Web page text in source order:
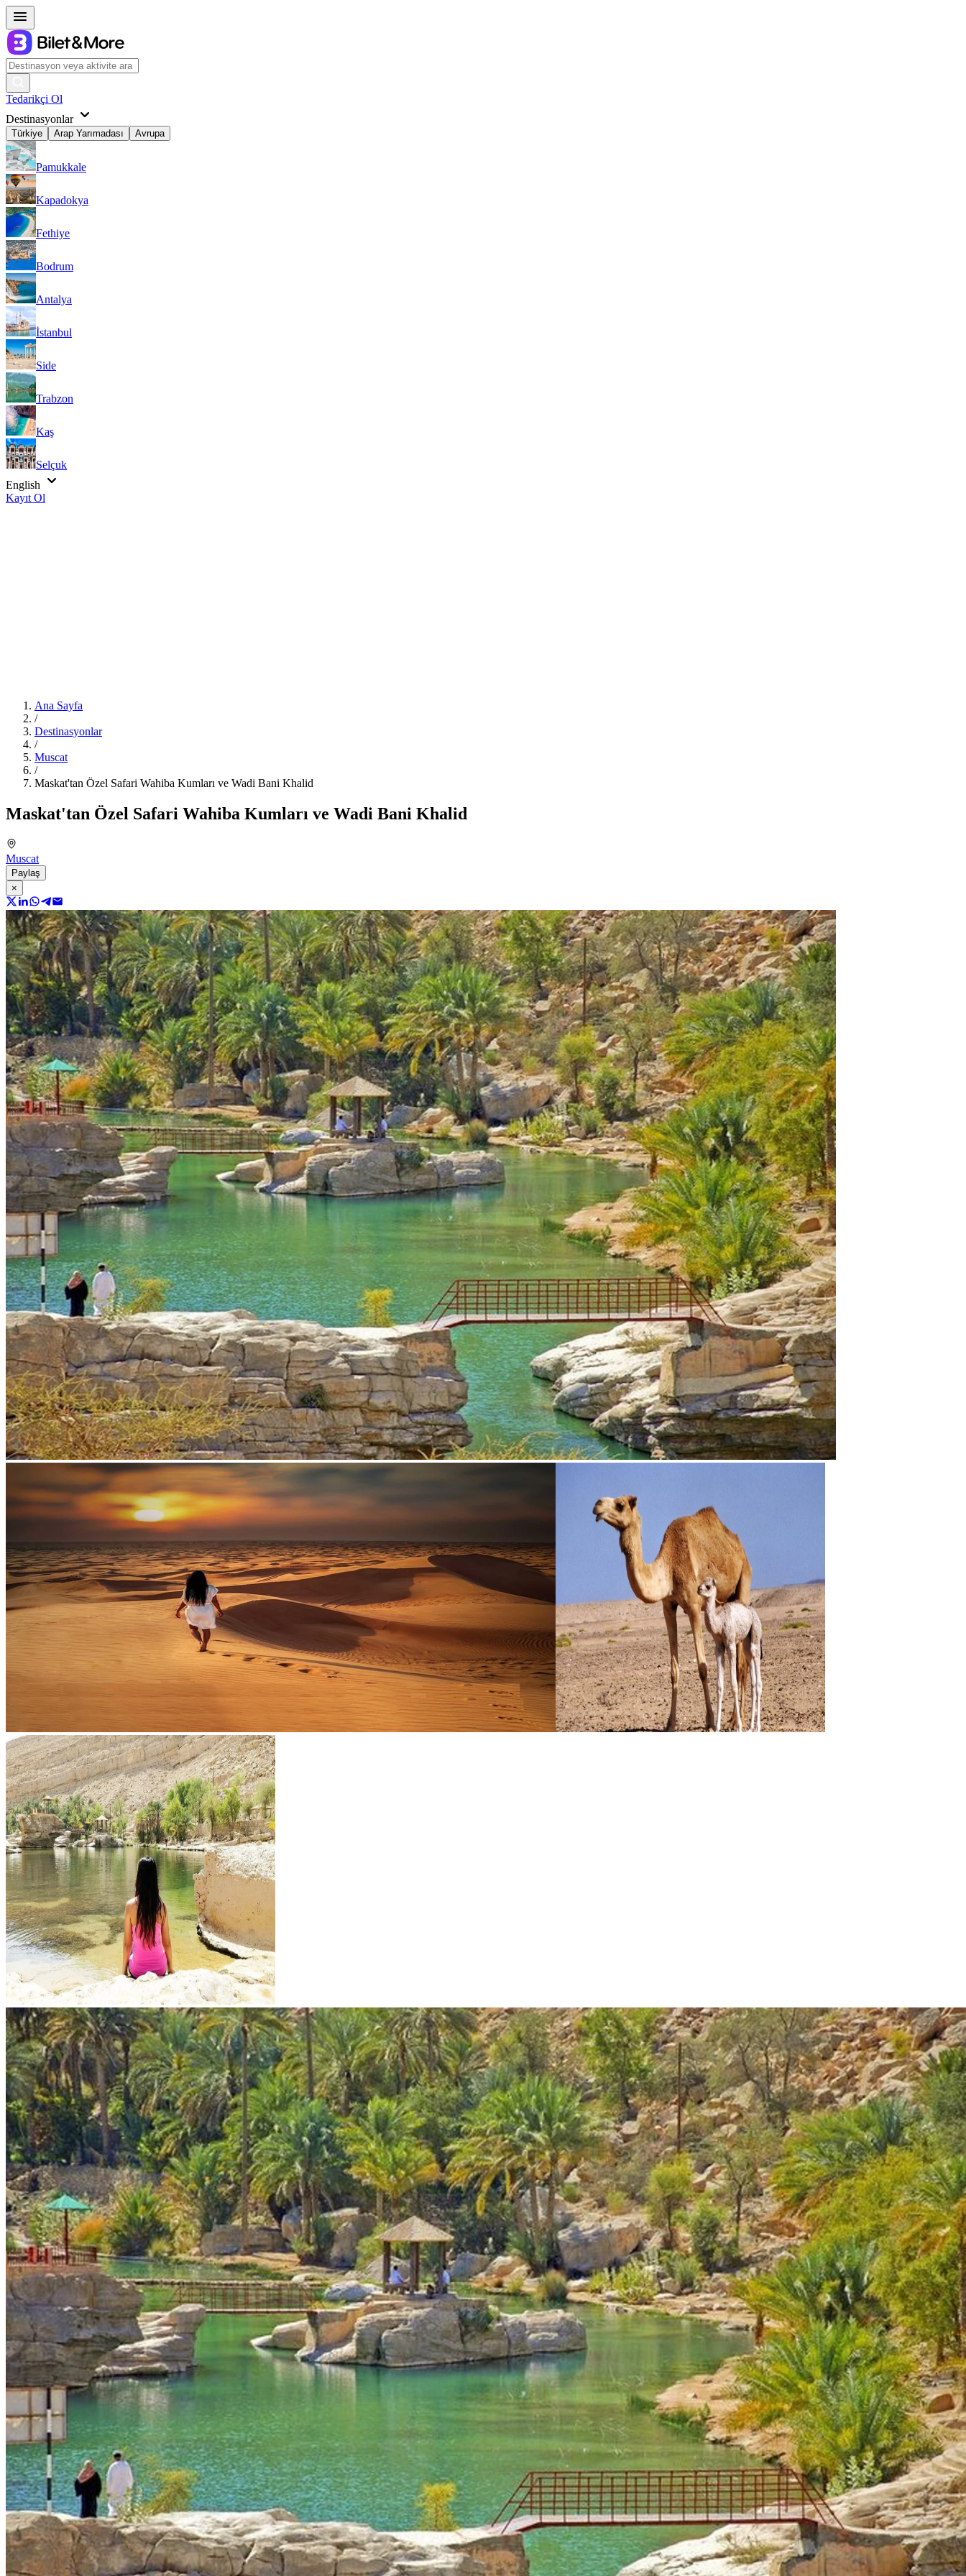
Tedarikçi Ol
Destinasyonlar
Türkiye Arap Yarımadası Avrupa
Pamukkale
Kapadokya
Fethiye
Bodrum
Antalya
İstanbul
Side
Trabzon
Kaş
Selçuk
English
Kayıt Ol
Ana Sayfa
/
Destinasyonlar
/
Muscat
/
Maskat'tan Özel Safari Wahiba Kumları ve Wadi Bani Khalid
Maskat'tan Özel Safari Wahiba Kumları ve Wadi Bani Khalid
Muscat
Paylaş
×